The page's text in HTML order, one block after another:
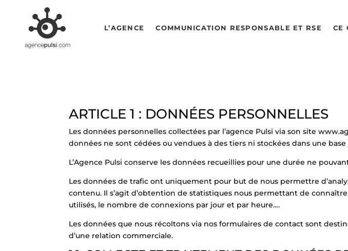
L’AGENCE COMMUNICATION RESPONSABLE ET RSE CE
ARTICLE 1 : DONNÉES PERSONNELLES
Les données personnelles collectées par l’agence Pulsi via son site
données ne sont cédées ou vendues à des tiers ni stockées dans une
L’Agence Pulsi conserve les données recueillies pour une durée ne
Les données de trafic ont uniquement pour but de nous permettre
contenu. Il s’agit d’obtention de statistiques nous permettant de
utilisés, le nombre de connexions par jour et par heure….
Les données que nous récoltons via nos formulaires de contact sont
d’une relation commerciale.